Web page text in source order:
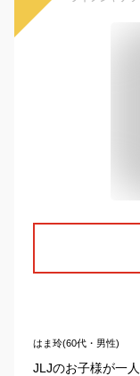
はま玲(60代・男性)
JLJのお子様が一